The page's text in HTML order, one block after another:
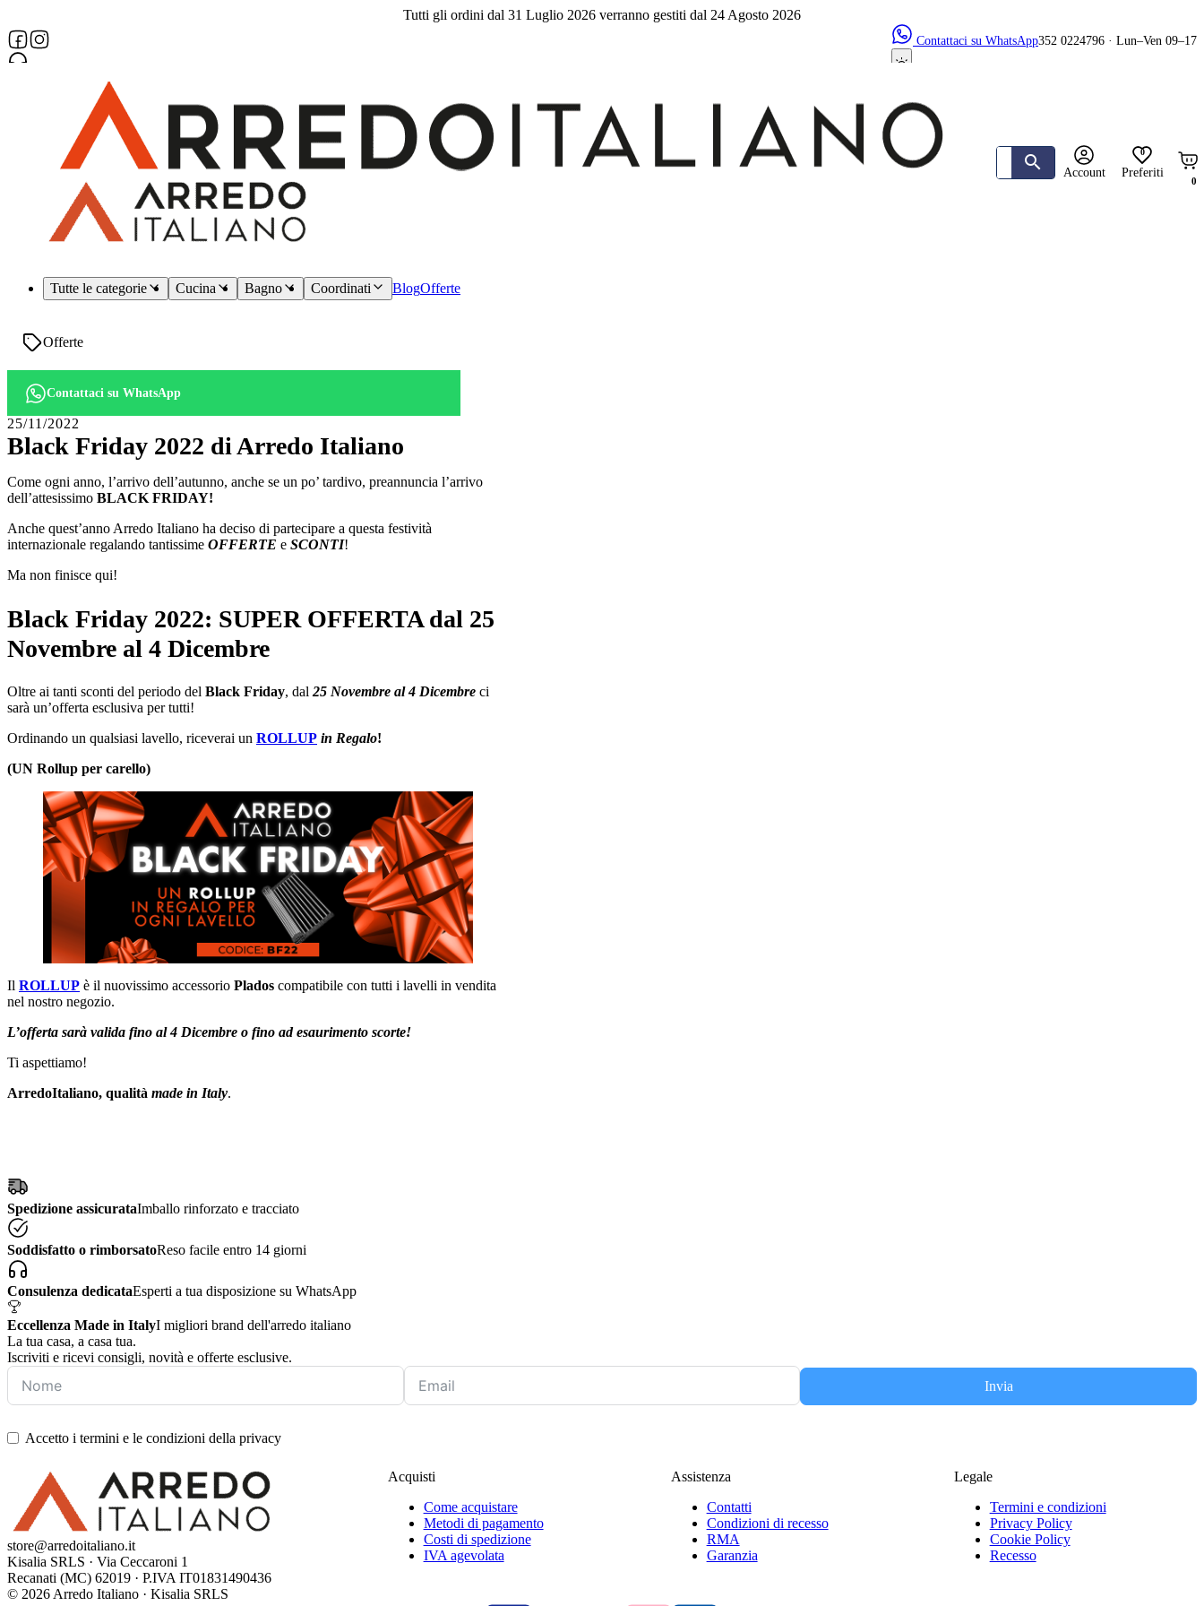
Tutti gli ordini dal 31 Luglio 2026 verranno gestiti dal 24 Agosto 2026
Contattaci su WhatsApp352 0224796 · Lun–Ven 09–17
Account Preferiti
0
0
Tutte le categorie Cucina Bagno Coordinati BlogOfferte
Offerte
Contattaci su WhatsApp
25/11/2022
Black Friday 2022 di Arredo Italiano
Come ogni anno, l’arrivo dell’autunno, anche se un po’ tardivo, preannuncia l’arrivo
dell’attesissimo BLACK FRIDAY!
Anche quest’anno Arredo Italiano ha deciso di partecipare a questa festività
internazionale regalando tantissime OFFERTE e SCONTI!
Ma non finisce qui!
Black Friday 2022: SUPER OFFERTA dal 25
Novembre al 4 Dicembre
Oltre ai tanti sconti del periodo del Black Friday, dal 25 Novembre al 4 Dicembre ci
sarà un’offerta esclusiva per tutti!
Ordinando un qualsiasi lavello, riceverai un ROLLUP in Regalo!
(UN Rollup per carello)
Il ROLLUP è il nuovissimo accessorio Plados compatibile con tutti i lavelli in vendita
nel nostro negozio.
L’offerta sarà valida fino al 4 Dicembre o fino ad esaurimento scorte!
Ti aspettiamo!
ArredoItaliano, qualità made in Italy.
Spedizione assicurataImballo rinforzato e tracciato
Soddisfatto o rimborsatoReso facile entro 14 giorni
Consulenza dedicataEsperti a tua disposizione su WhatsApp
Eccellenza Made in ItalyI migliori brand dell'arredo italiano
La tua casa, a casa tua.
Iscriviti e ricevi consigli, novità e offerte esclusive.
Invia
Accetto i termini e le condizioni della privacy
store@arredoitaliano.it
Kisalia SRLS · Via Ceccaroni 1
Recanati (MC) 62019 · P.IVA IT01831490436
Acquisti
Come acquistare
Metodi di pagamento
Costi di spedizione
IVA agevolata
Assistenza
Contatti
Condizioni di recesso
RMA
Garanzia
Legale
Termini e condizioni
Privacy Policy
Cookie Policy
Recesso
© 2026 Arredo Italiano · Kisalia SRLS